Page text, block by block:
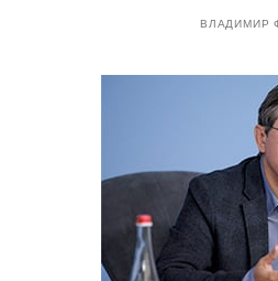
ВЛАДИМИР